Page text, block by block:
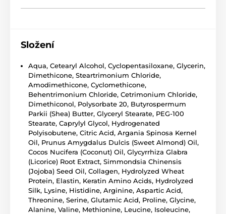
Složení
Aqua, Cetearyl Alcohol, Cyclopentasiloxane, Glycerin,
Dimethicone, Steartrimonium Chloride,
Amodimethicone, Cyclomethicone,
Behentrimonium Chloride, Cetrimonium Chloride,
Dimethiconol, Polysorbate 20, Butyrospermum
Parkii (Shea) Butter, Glyceryl Stearate, PEG-100
Stearate, Caprylyl Glycol, Hydrogenated
Polyisobutene, Citric Acid, Argania Spinosa Kernel
Oil, Prunus Amygdalus Dulcis (Sweet Almond) Oil,
Cocos Nucifera (Coconut) Oil, Glycyrrhiza Glabra
(Licorice) Root Extract, Simmondsia Chinensis
(Jojoba) Seed Oil, Collagen, Hydrolyzed Wheat
Protein, Elastin, Keratin Amino Acids, Hydrolyzed
Silk, Lysine, Histidine, Arginine, Aspartic Acid,
Threonine, Serine, Glutamic Acid, Proline, Glycine,
Alanine, Valine, Methionine, Leucine, Isoleucine,